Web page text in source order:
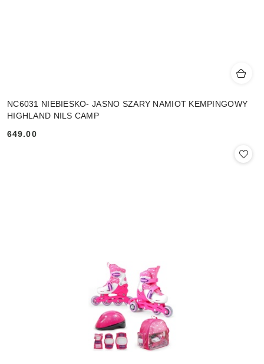
NC6031 NIEBIESKO- JASNO SZARY NAMIOT KEMPINGOWY
HIGHLAND NILS CAMP
Cena:
649.00